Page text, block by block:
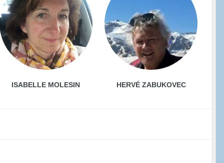
ISABELLE MOLESIN HERVÉ ZABUKOVEC